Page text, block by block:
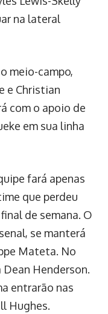
na lateral
meio-campo,
e Christian
com o apoio de
em sua linha
fará apenas
que perdeu
de semana. O
se manterá
Mateta. No
Henderson.
entrarão nas
Hughes.